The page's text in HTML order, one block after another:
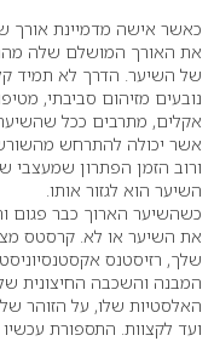
כאשר אישה מדמיינת אורך
את האורך המושלם שלה
של השיער. הדרך לא תמיד
נובעים מזיהום סביבתי,
אקלים, מתרבים ככל
אשר יכולה להתרחש
ורוב הזמן הפתרון שמעצבי
השיער הוא לגזור אותו.
כשהשיער הארוך כבר פגום
את השיער או לא. קרסטס
שלך, רזיסטנס
המבנה והשכבה החיצונית
האלסטיות שלו, על הזוהר
ועד לקצוות. התספורת